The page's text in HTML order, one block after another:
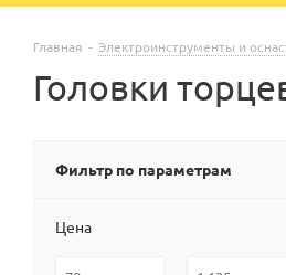
Главная - Электроинструменты и
Головки
Фильтр по параметрам
Цена